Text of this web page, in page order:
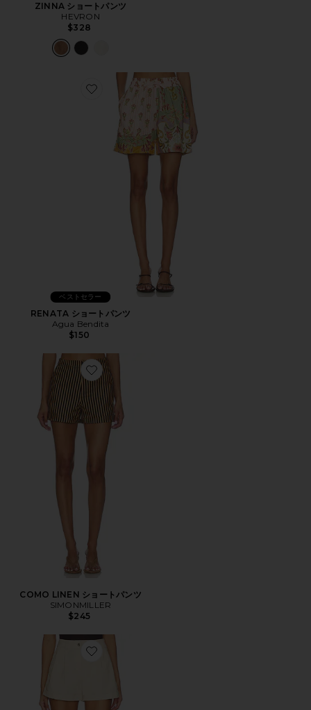
ZINNA ショートパンツ
HEVRON
$328
Favorite RENATA ショートパンツ
ベストセラー
RENATA ショートパンツ
Agua Bendita
$150
Favorite COMO LINEN ショートパンツ
COMO LINEN ショートパンツ
SIMONMILLER
$245
Favorite JANIE ショートパンツ